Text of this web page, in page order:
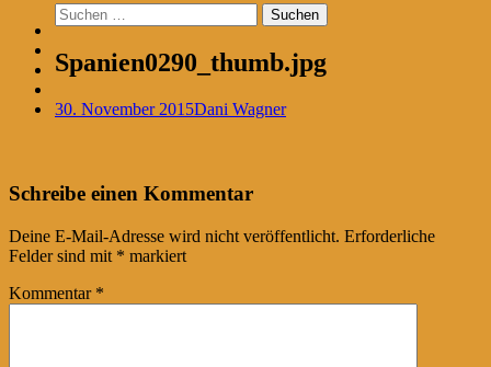
Suchen
nach:
Spanien0290_thumb.jpg
30. November 2015Dani Wagner
Post
navigation
←
Schreibe einen Kommentar
Deine E-Mail-Adresse wird nicht veröffentlicht. Erforderliche
Felder sind mit * markiert
Kommentar *